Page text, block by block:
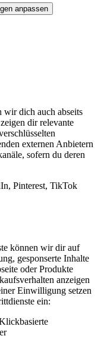
anpassen
dich auch abseits
dir relevante
externen Anbietern
sofern du deren
Pinterest, TikTok
können wir dir auf
gesponserte Inhalte
oder Produkte
anzeigen
Einwilligung setzen
ein: